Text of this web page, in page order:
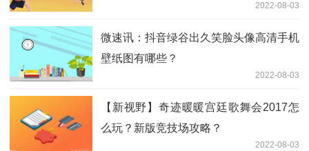
2022-08-03
微速讯：抖音绿谷出久笑脸头像高清手机
壁纸图有哪些？
2022-08-03
【新视野】奇迹暖暖宫廷歌舞会2017怎
么玩？新版竞技场攻略？
2022-08-03